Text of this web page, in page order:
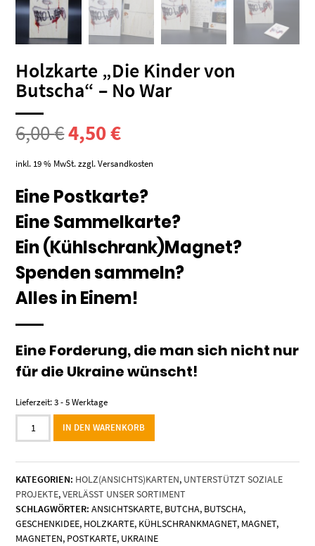
Holzkarte „Die Kinder von
Butscha“ – No War
6,00€Ursprünglicher
Preis
war:
6,00 €
4,50€Aktueller
Preis
ist:
4,50 €.
inkl. 19 % MwSt. zzgl.Versandkosten
Eine Postkarte?
Eine Sammelkarte?
Ein (Kühlschrank)Magnet?
Spenden sammeln?
Alles in Einem!
Eine Forderung, die man sich nicht nur
für die Ukraine wünscht!
Lieferzeit:3 - 5 Werktage
Holzkarte
"Die
von
Butscha"
-
No
War
Menge
IN DEN WARENKORB
KATEGORIEN: HOLZ(ANSICHTS)KARTEN, UNTERSTÜTZT SOZIALE
PROJEKTE,VERLÄSST UNSER SORTIMENT
SCHLAGWÖRTER: ANSICHTSKARTE, BUTCHA, BUTSCHA,
GESCHENKIDEE, HOLZKARTE, KÜHLSCHRANKMAGNET, MAGNET,
MAGNETEN, POSTKARTE, UKRAINE